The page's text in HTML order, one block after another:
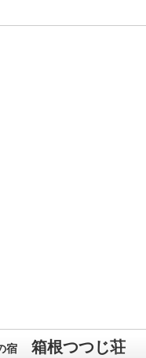
宿 箱根つつじ荘